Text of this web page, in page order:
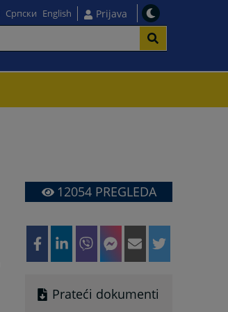
Српски English Prijava
12054PREGLEDA
Prateći dokumenti